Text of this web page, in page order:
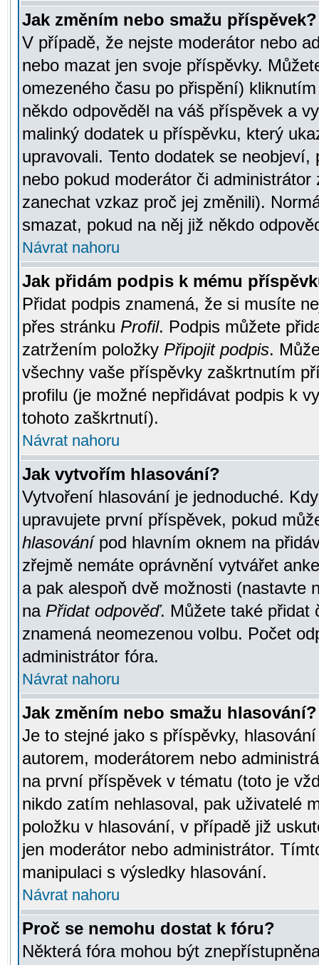
Jak změním nebo smažu příspěvek?
V případě, že nejste moderátor nebo
nebo mazat jen svoje příspěvky.
omezeného času po přispění)
někdo odpověděl na váš příspěvek a
malinký dodatek u příspěvku, který
upravovali. Tento dodatek se
nebo pokud moderátor či
zanechat vzkaz proč jej změnili).
smazat, pokud na něj již někdo
Návrat nahoru
Jak přidám podpis k mému
Přidat podpis znamená, že si musíte
přes stránku Profil. Podpis můžete
zatržením položky Připojit podpis.
všechny vaše příspěvky zaškrtnutím
profilu (je možné nepřidávat podpis k
tohoto zaškrtnutí).
Návrat nahoru
Jak vytvořím hlasování?
Vytvoření hlasování je jednoduché.
upravujete první příspěvek, pokud
hlasovánípod hlavním oknem na
zřejmě nemáte oprávnění vytvářet
a pak alespoň dvě možnosti (nastavte
na Přidat odpověď. Můžete také přidat
znamená neomezenou volbu. Počet
administrátor fóra.
Návrat nahoru
Jak změním nebo smažu hlasování?
Je to stejné jako s příspěvky,
autorem, moderátorem nebo
na první příspěvek v tématu (toto je
nikdo zatím nehlasoval, pak uživatelé
položku v hlasování, v případě již
jen moderátor nebo administrátor.
manipulaci s výsledky hlasování.
Návrat nahoru
Proč se nemohu dostat k fóru?
Některá fóra mohou být